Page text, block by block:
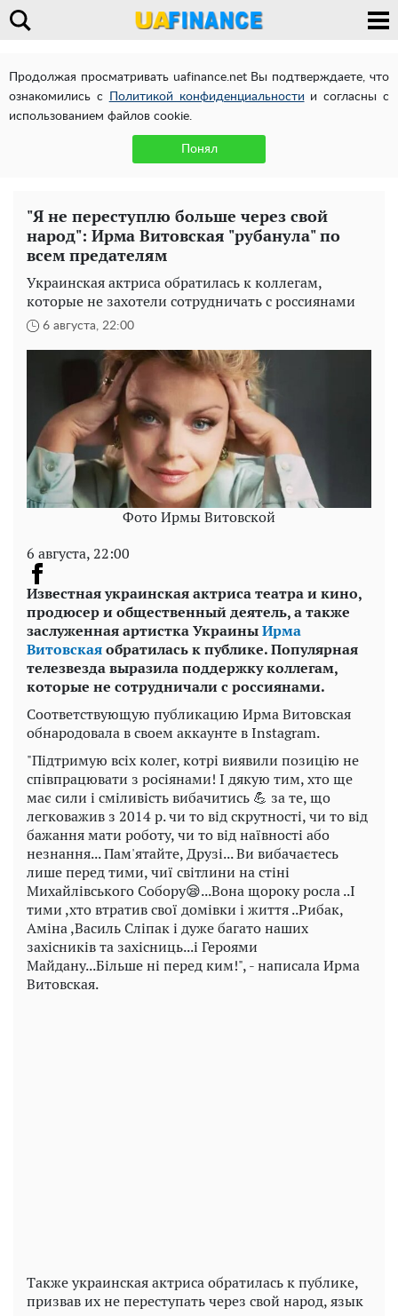
Продолжая просматривать uafinance.net Вы подтверждаете, что
ознакомились с
Политикой конфиденциальности и согласны с
использованием файлов cookie.
Понял
"Я не переступлю больше через свой
народ": Ирма Витовская "рубанула" по
всем предателям
Украинская актриса обратилась к коллегам,
которые не захотели сотрудничать с россиянами
6 августа, 22:00
Фото Ирмы Витовской
6 августа, 22:00
Известная украинская актриса театра и кино,
продюсер и общественный деятель, а также
заслуженная артистка УкраиныИрма
Витовскаяобратилась к публике. Популярная
телезвезда выразила поддержку коллегам,
которые не сотрудничали с россиянами.
Соответствующую публикацию Ирма Витовская
обнародовала в своем аккаунте в Instagram.
"Підтримую всіх колег, котрі виявили позицію не
співпрацювати з росіянами! І дякую тим, хто ще
має сили і сміливість вибачитись 💪 за те, що
легковажив з 2014 р. чи то від скрутності, чи то від
бажання мати роботу, чи то від наївності або
незнання... Пам'ятайте, Друзі... Ви вибачаєтесь
лише перед тими, чиї світлини на стіні
Михайлівського Собору😪...Вона щороку росла ..І
тими ,хто втратив свої домівки і життя ..Рибак,
Аміна ,Василь Сліпак і дуже багато наших
захісників та захісниць...і Героями
Майдану...Більше ні перед ким!", - написала Ирма
Витовская.
Также украинская актриса обратилась к публике,
призвав их не переступать через свой народ, язык